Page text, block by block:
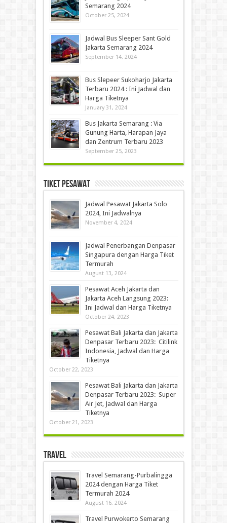
Semarang 2024
October 25, 2024
Jadwal Bus Sleeper Sant Gold
Jakarta Semarang 2024
September 14, 2024
Bus Slepeer Sukoharjo Jakarta
Terbaru 2024 : Ini Jadwal dan
Harga Tiketnya
January 31, 2024
Bus Jakarta Semarang : Via
Gunung Harta, Harapan Jaya
dan Zentrum Terbaru 2023
September 25, 2023
Tiket Pesawat
Jadwal Pesawat Jakarta Solo
2024, Ini Jadwalnya
November 4, 2024
Jadwal Penerbangan Denpasar
Singapura dengan Harga Tiket
Termurah
August 13, 2024
Pesawat Aceh Jakarta dan
Jakarta Aceh Langsung 2023:
Ini Jadwal dan Harga Tiketnya
October 24, 2023
Pesawat Bali Jakarta dan Jakarta
Denpasar Terbaru 2023: Citilink
Indonesia, Jadwal dan Harga
Tiketnya
October 22, 2023
Pesawat Bali Jakarta dan Jakarta
Denpasar Terbaru 2023: Super
Air Jet, Jadwal dan Harga
Tiketnya
October 21, 2023
Travel
Travel Semarang-Purbalingga
2024 dengan Harga Tiket
Termurah 2024
August 16, 2024
Travel Purwokerto Semarang